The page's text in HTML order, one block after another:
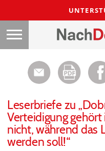
Leserbriefe zu
Verteidigung gehört
nicht, während das
werden soll!“